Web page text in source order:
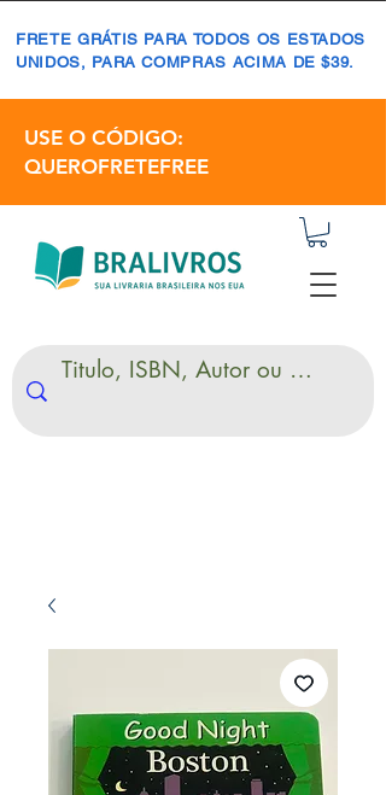
FRETE GRÁTIS PARA TODOS OS ESTADOS
UNIDOS, PARA COMPRAS ACIMA DE $39.
USE O CÓDIGO:
QUEROFRETEFREE